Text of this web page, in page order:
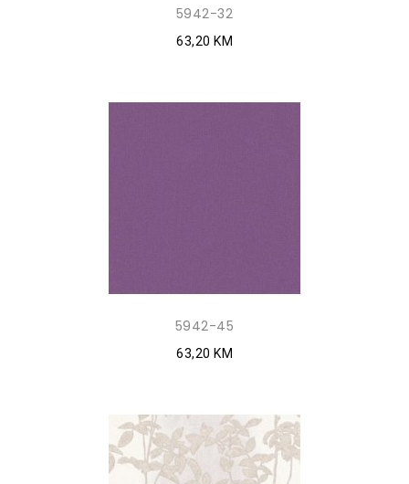
5942-32
63,20 KM
5942-45
63,20 KM